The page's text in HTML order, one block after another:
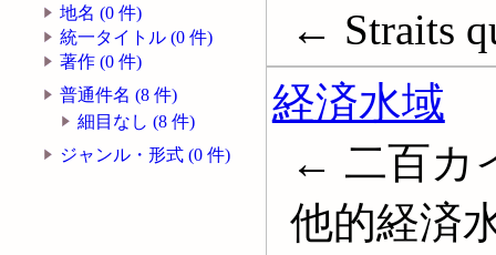
地名 (0 件)
統一タイトル (0 件)
著作 (0 件)
普通件名 (8 件)
細目なし (8 件)
ジャンル・形式 (0 件)
← Straits
経済水域
← 二百カ
他的経済